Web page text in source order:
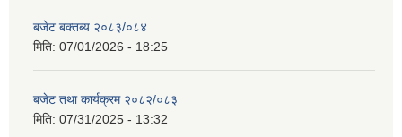
बजेट बक्तब्य २०८३/०८४
मिति: 07/01/2026 - 18:25
बजेट तथा कार्यक्रम २०८२/०८३
मिति: 07/31/2025 - 13:32